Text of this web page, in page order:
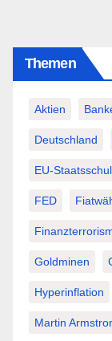
Themen
Aktien
Deutschland
EU-
FED
Goldminen
Hyperinflation
Martin